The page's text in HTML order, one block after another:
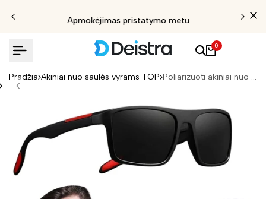
Apmokėjimas pristatymo metu
0
Pradžia Akiniai nuo saulės vyrams TOP Poliarizuoti akiniai nuo saulės vyrams V16 juodi